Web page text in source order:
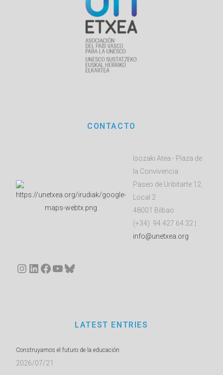
CONTACTO
Isozaki Atea - Plaza de
la Convivencia
Paseo de Uribitarte 12,
Local 2
48001 Bilbao
(+34) 94 427 64 32 |
info@unetxea.org
Instagram
LinkedIn
Facebook
YouTube
Bluesky
LATEST ENTRIES
Construyamos el futuro de la educación
2026/07/21